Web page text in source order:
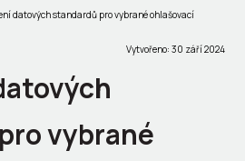
datových standardů pro vybrané ohlašovací
Vytvořeno: 30 září 2024
vybrané